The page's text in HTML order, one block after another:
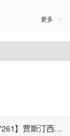
更多
新盛娱乐公司威信【76637261】贾斯汀西娜高中